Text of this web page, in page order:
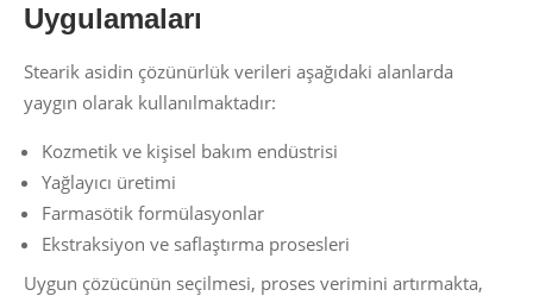
Uygulamaları
Stearik asidin çözünürlük verileri aşağıdaki alanlarda
yaygın olarak kullanılmaktadır:
Kozmetik ve kişisel bakım endüstrisi
Yağlayıcı üretimi
Farmasötik formülasyonlar
Ekstraksiyon ve saflaştırma prosesleri
Uygun çözücünün seçilmesi, proses verimini artırmakta,